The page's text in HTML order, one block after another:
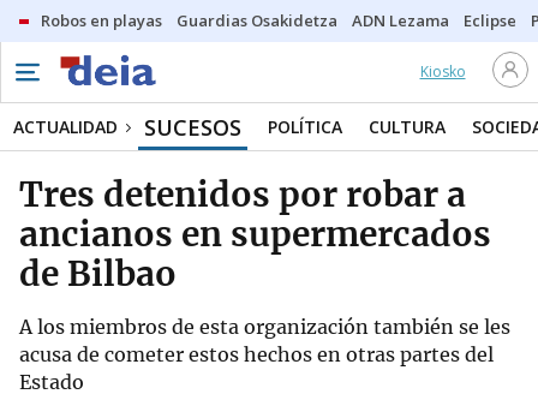
Robos en playas Guardias Osakidetza ADN Lezama Eclipse
Kiosko
ACTUALIDAD SUCESOS POLÍTICA CULTURA
Tres detenidos por robar a
ancianos en supermercados
de Bilbao
A los miembros de esta organización también se les
acusa de cometer estos hechos en otras partes del
Estado